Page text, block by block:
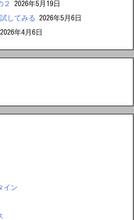
２
2026年5月19日
してみる
2026年5月6日
2026年4月6日
イン